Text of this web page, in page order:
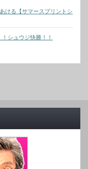
ける【サマースプリントシ
シュウジ快勝！！